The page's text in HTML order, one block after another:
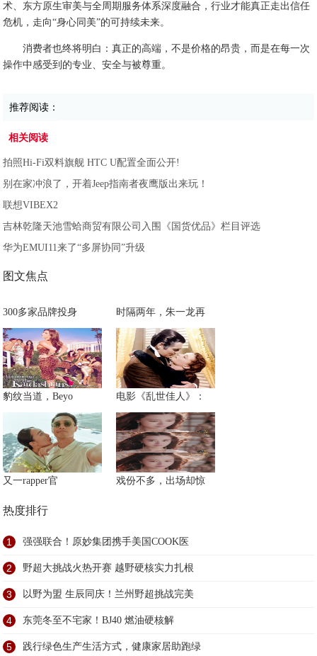
术、东方原生审美与全周期服务体系深度融合，行业才能真正走出信任
危机，走向“身心同美”的可持续未来。
消费者也终将明白：真正的高端，不是价格的昂贵，而是在每一次
操作中感受到的专业、安全与被尊重。
推荐阅读：
相关阅读
拍照Hi-Fi双料旗舰 HTC U配置全面公开!
别在家冲浪了，开着Jeep指南者夜鹰版出来玩！
联想VIBEX2
吉林乾隆天池雪蛤商贸有限公司入围《国货优品》栏目评选
华为EMUI11来了“多屏协同”升级
图文焦点
300多家品牌投身 时隔两年，朱一龙再
豹纹当道，Beyo 电影《乱世佳人》：
又一rapper官 戏份不多，出场却惊
热度排行
1 强强联合！原妙集团携手美国COOK医
2 野超大挑战火热开赛 越野硬核实力扎根
3 以野为盟 生辰同庆！兰州野超挑战完美
4 东莞冬至不宅家！BJ40 燃油硬核解
5 践行绿色生产生活方式，健康家居助跑绿